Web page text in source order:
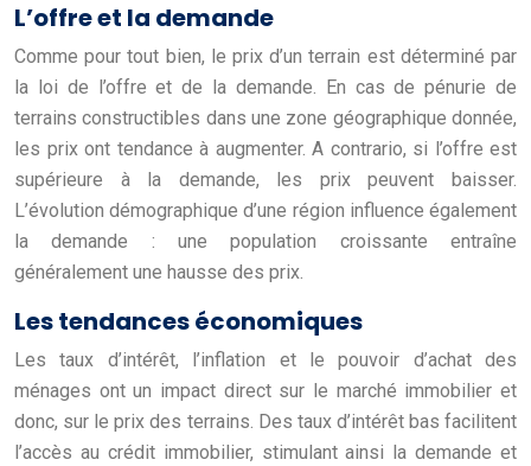
L’offre et la demande
Comme pour tout bien, le prix d’un terrain est déterminé par
la loi de l’offre et de la demande. En cas de pénurie de
terrains constructibles dans une zone géographique donnée,
les prix ont tendance à augmenter. A contrario, si l’offre est
supérieure à la demande, les prix peuvent baisser.
L’évolution démographique d’une région influence également
la demande : une population croissante entraîne
généralement une hausse des prix.
Les tendances économiques
Les taux d’intérêt, l’inflation et le pouvoir d’achat des
ménages ont un impact direct sur le marché immobilier et
donc, sur le prix des terrains. Des taux d’intérêt bas facilitent
l’accès au crédit immobilier, stimulant ainsi la demande et